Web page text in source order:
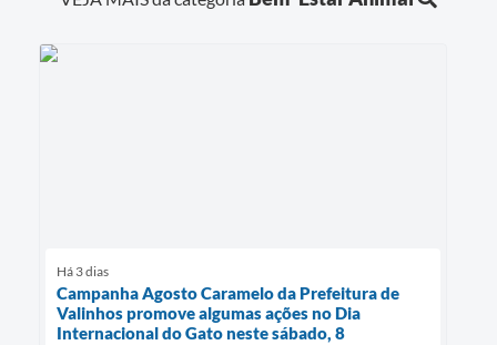
Há 3 dias
Campanha Agosto Caramelo da Prefeitura de
Valinhos promove algumas ações no Dia
Internacional do Gato neste sábado, 8